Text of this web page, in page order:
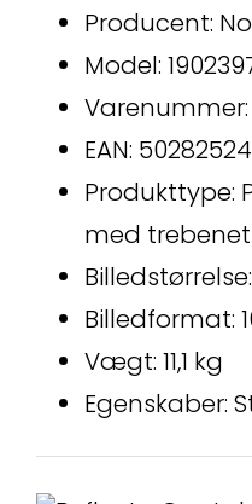
Producent:
Model:
Varenummer:
EAN:
Produkttype:
med
Billedformat:
Vægt: 11,1 kg
Egenskaber: